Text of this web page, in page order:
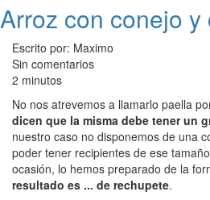
Arroz con conejo y
Escrito por: Maximo
Sin comentarios
2 minutos
No nos atrevemos a llamarlo paella
dicen que la misma debe tener un
nuestro caso no disponemos de una
poder tener recipientes de ese
ocasión, lo hemos preparado de la
resultado es ... de rechupete.